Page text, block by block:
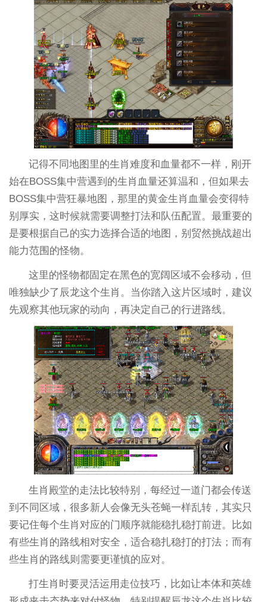
记得不同地图里的生肖难度和血量都不一样，刚开
始在BOSS集中营遇到的生肖血量还算温和，但如果去
BOSS集中营狂暴地图，那里的黄金生肖血量会变得特
别厚实，这时候就需要调整打法和队伍配置。最重要的
是要根据自己的实力选择合适的地图，别贸然挑战超出
能力范围的怪物。
这里的怪物都固定在黑色的宽阔区域不会移动，但
唯独缺少了辰龙这个生肖。当你踏入这片区域时，建议
先观察其他玩家的动向，再决定自己的行进路线。
生肖殿堂的走法比较特别，每经过一道门都会传送
到不同区域，很多新人会像无头苍蝇一样乱转，其实只
要记住每个生肖对应的门顺序就能稳扎稳打前进。比如
有些生肖的路线相对安全，适合稳扎稳打的打法；而有
些生肖的路线则需要更谨慎的应对。
打生肖时要灵活运用走位技巧，比如让本体和英雄